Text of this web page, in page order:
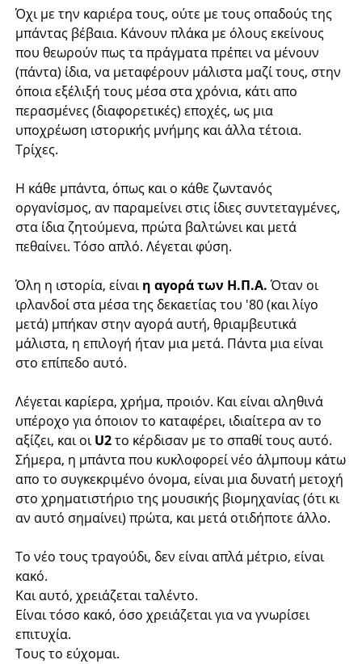
Όχι με την καριέρα τους, ούτε με τους οπαδούς της
μπάντας βέβαια. Κάνουν πλάκα με όλους εκείνους
που θεωρούν πως τα πράγματα πρέπει να μένουν
(πάντα) ίδια, να μεταφέρουν μάλιστα μαζί τους, στην
όποια εξέλιξή τους μέσα στα χρόνια, κάτι απο
περασμένες (διαφορετικές) εποχές, ως μια
υποχρέωση ιστορικής μνήμης και άλλα τέτοια.
Τρίχες.
Η κάθε μπάντα, όπως και ο κάθε ζωντανός
οργανίσμος, αν παραμείνει στις ίδιες συντεταγμένες,
στα ίδια ζητούμενα, πρώτα βαλτώνει και μετά
πεθαίνει. Τόσο απλό. Λέγεται φύση.
Όλη η ιστορία, είναιη αγορά των Η.Π.Α.Όταν οι
ιρλανδοί στα μέσα της δεκαετίας του '80 (και λίγο
μετά) μπήκαν στην αγορά αυτή, θριαμβευτικά
μάλιστα, η επιλογή ήταν μια μετά. Πάντα μια είναι
στο επίπεδο αυτό.
Λέγεται καρίερα, χρήμα, προιόν. Και είναι αληθινά
υπέροχο για όποιον το καταφέρει, ιδιαίτερα αν το
αξίζει, και οιU2το κέρδισαν με το σπαθί τους αυτό.
Σήμερα, η μπάντα που κυκλοφορεί νέο άλμπουμ κάτω
απο το συγκεκριμένο όνομα, είναι μια δυνατή μετοχή
στο χρηματιστήριο της μουσικής βιομηχανίας (ότι κι
αν αυτό σημαίνει) πρώτα, και μετά οτιδήποτε άλλο.
Το νέο τους τραγούδι, δεν είναι απλά μέτριο, είναι
κακό.
Και αυτό, χρειάζεται ταλέντο.
Είναι τόσο κακό, όσο χρειάζεται για να γνωρίσει
επιτυχία.
Τους το εύχομαι.